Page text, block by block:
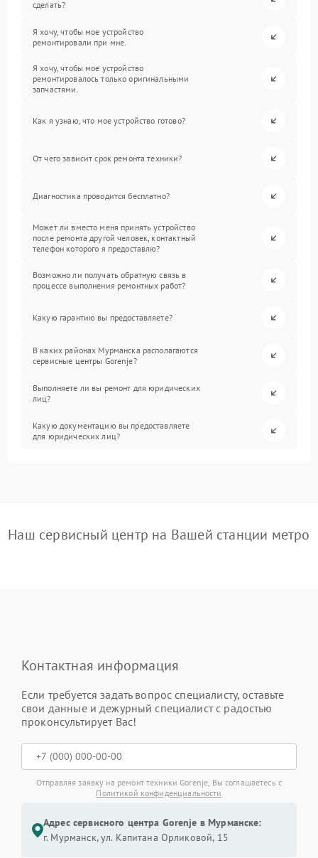
сделать?
Я хочу, чтобы мое устройство
ремонтировали при мне.
Я хочу, чтобы мое устройство
ремонтировалось только оригинальными
запчастями.
Как я узнаю, что мое устройство готово?
От чего зависит срок ремонта техники?
Диагностика проводится бесплатно?
Может ли вместо меня принять устройство
после ремонта другой человек, контактный
телефон которого я предоставлю?
Возможно ли получать обратную связь в
процессе выполнения ремонтных работ?
Какую гарантию вы предоставляете?
В каких районах Мурманска располагаются
сервисные центры Gorenje?
Выполняете ли вы ремонт для юридических
лиц?
Какую документацию вы предоставляете
для юридических лиц?
Наш сервисный центр на Вашей станции метро
Контактная информация
Если требуется задать вопрос специалисту, оставьте
свои данные и дежурный специалист с радостью
проконсультирует Вас!
Отправляя заявку на ремонт техники Gorenje, Вы соглашаетесь с
Политикой конфиденциальности
Адрес сервисного центра Gorenje в Мурманске:
г. Мурманск, ул. Капитана Орликовой, 15